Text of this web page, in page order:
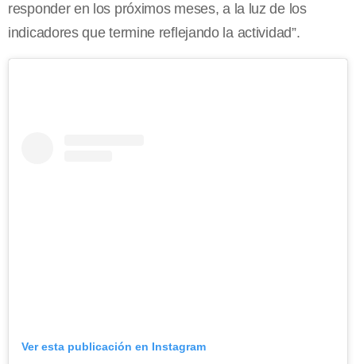
responder en los próximos meses, a la luz de los
indicadores que termine reflejando la actividad”.
Ver esta publicación en Instagram